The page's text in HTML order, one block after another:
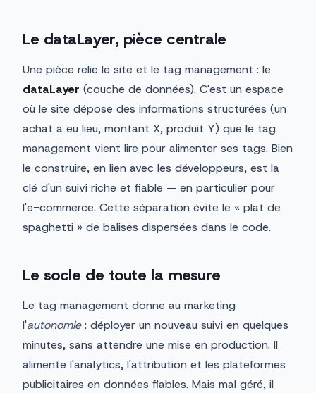
Le dataLayer, pièce centrale
Une pièce relie le site et le tag management : le
dataLayer (couche de données). C'est un espace
où le site dépose des informations structurées (un
achat a eu lieu, montant X, produit Y) que le tag
management vient lire pour alimenter ses tags. Bien
le construire, en lien avec les développeurs, est la
clé d'un suivi riche et fiable — en particulier pour
l'e-commerce. Cette séparation évite le « plat de
spaghetti » de balises dispersées dans le code.
Le socle de toute la mesure
Le tag management donne au marketing
l'autonomie: déployer un nouveau suivi en quelques
minutes, sans attendre une mise en production. Il
alimente l'analytics, l'attribution et les plateformes
publicitaires en données fiables. Mais mal géré, il